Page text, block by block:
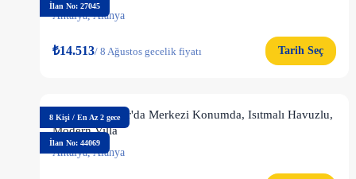
İlan No: 27045
Antalya,Alanya
₺14.513/ 8 Ağustos gecelik fiyatı Tarih Seç
8 Kişi / En Az 2 gece
İlan No: 44069
Alanya Payallar'da Merkezi Konumda, Isıtmalı Havuzlu,
Modern Villa
Antalya,Alanya